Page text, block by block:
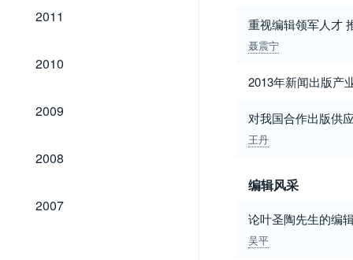
2011
2011
2010
2010
2009
2009
2008
2008
2007
2007
重视编辑领军人才
聂震宁
2013年新闻出版产
对我国合作出版供
王丹
编辑风采
论叶圣陶先生的编
吴平